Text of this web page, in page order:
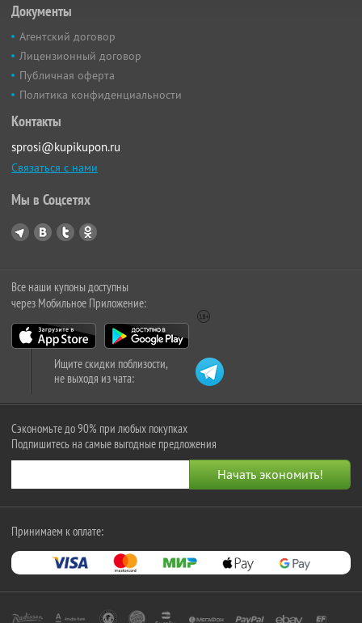
Документы
Агентский договор
Лицензионный договор
Публичная оферта
Политика конфиденциальности
Контакты
sprosi@kupikupon.ru
Связаться с нами
Мы в Соцсетях
Все наши купоны доступны
через Мобильное Приложение:
Ищите скидки поблизости,
не выходя из чата:
Сэкономьте до 90% при любых покупках
Подпишитесь на самые выгодные предложения
Принимаем к оплате: